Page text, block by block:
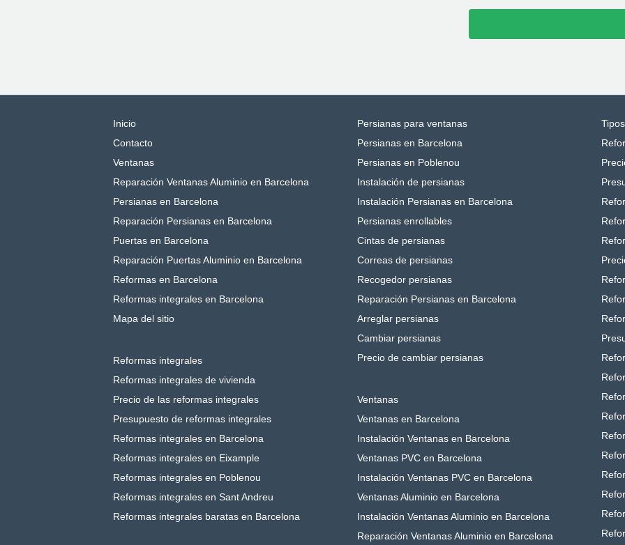
Inicio
Contacto
Ventanas
Reparación Ventanas Aluminio en Barcelona
Persianas en Barcelona
Reparación Persianas en Barcelona
Puertas en Barcelona
Reparación Puertas Aluminio en Barcelona
Reformas en Barcelona
Reformas integrales en Barcelona
Mapa del sitio
Reformas integrales
Reformas integrales de vivienda
Precio de las reformas integrales
Presupuesto de reformas integrales
Reformas integrales en Barcelona
Reformas integrales en Eixample
Reformas integrales en Poblenou
Reformas integrales en Sant Andreu
Reformas integrales baratas en Barcelona
Persianas para ventanas
Persianas en Barcelona
Persianas en Poblenou
Instalación de persianas
Instalación Persianas en Barcelona
Persianas enrollables
Cintas de persianas
Correas de persianas
Recogedor persianas
Reparación Persianas en Barcelona
Arreglar persianas
Cambiar persianas
Precio de cambiar persianas
Ventanas
Ventanas en Barcelona
Instalación Ventanas en Barcelona
Ventanas PVC en Barcelona
Instalación Ventanas PVC en Barcelona
Ventanas Aluminio en Barcelona
Instalación Ventanas Aluminio en Barcelona
Reparación Ventanas Aluminio en Barcelona